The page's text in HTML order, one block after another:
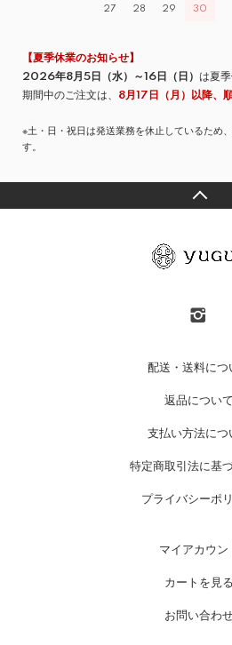
27 28 29 30
【夏季休業のお知らせ】
2026年8月5日（水）～16日（日） は夏季
期間中のご注文は、 8月17日（月）以降、
※土・日・祝日は発送業務を休止しているため
す。
配送・送料につ
返品について
支払い方法につ
特定商取引法に基
プライバシーポ
マイアカウン
カートを見る
お問い合わ